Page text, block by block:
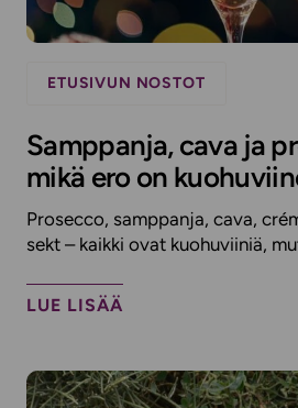
ETUSIVUN NOSTOT
Samppanja, cava ja
mikä ero on
Prosecco, samppanja, cava,
sekt – kaikki ovat kuohuviiniä,
LUE LISÄÄ